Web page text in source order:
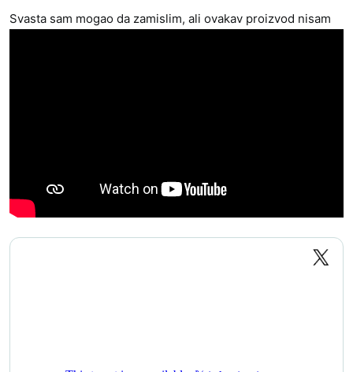
Svasta sam mogao da zamislim, ali ovakav proizvod nisam